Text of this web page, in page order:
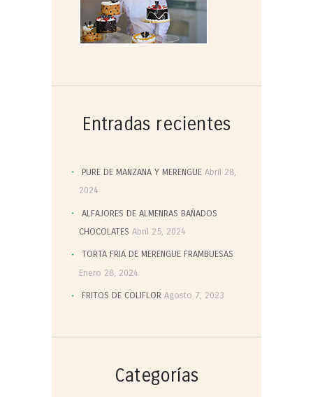
Entradas recientes
PURE DE MANZANA Y MERENGUE Abril 28,
2024
ALFAJORES DE ALMENRAS BAÑADOS
CHOCOLATES Abril 25, 2024
TORTA FRIA DE MERENGUE FRAMBUESAS
Enero 28, 2024
FRITOS DE COLIFLOR Agosto 7, 2023
Categorías